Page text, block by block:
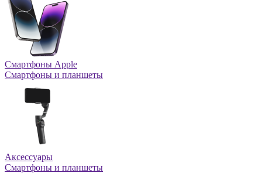
Смартфоны Apple
Смартфоны и планшеты
Аксессуары
Смартфоны и планшеты